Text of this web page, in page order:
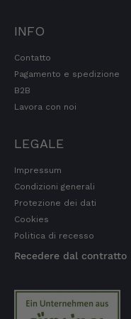
INFO
Contatto
Pagamento e spedizione
B2B
Lavora con noi
LEGALE
Impressum
Condizioni generali
Protezione dei dati
Cookies
Politica di recesso
Recedere dal contratto
È tutto
Il vostro
leccarsi i
Cliente
Qualità,